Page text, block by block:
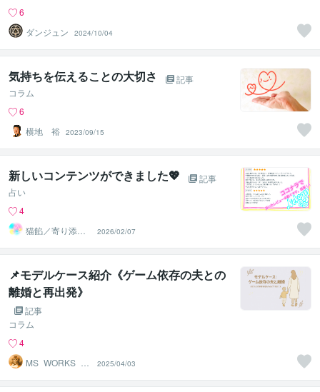
6
ダンジュン
2024/10/04
気持ちを伝えることの大切さ
記事
コラム
6
横地 裕 2023/09/15
新しいコンテンツができました💖
記事
占い
4
猫餡／寄り添う
守護霊さんから
のメッセージ
2026/02/07
📌モデルケース紹介《ゲーム依存の夫との
離婚と再出発》
記事
コラム
4
MS_WORKS_LA
2025/04/03